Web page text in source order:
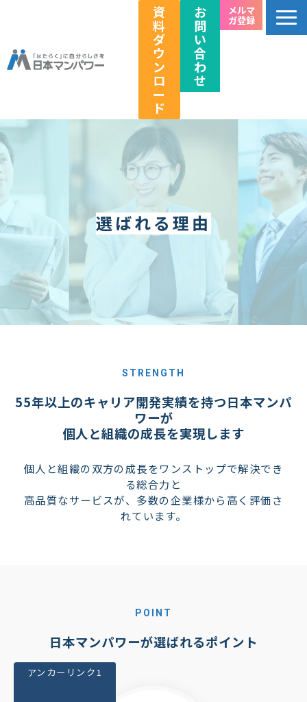
資
料
ダ
ウ
ン
ロ
ー
ド
お
問
い
合
わ
せ
メルマ
ガ登録
個人のお客様向け
法人のお客様向け
教育関係者向け
HRフェス／イベント情報
キャリアのこれから研究所
企業情報
選ばれる理由
STRENGTH
55年以上のキャリア開発実績を持つ日本マンパ
ワーが
個人と組織の成長を実現します
個人と組織の双方の成長をワンストップで解決でき
る総合力と
高品質なサービスが、多数の企業様から高く評価さ
れています。
POINT
日本マンパワーが選ばれるポイント
アンカーリンク1